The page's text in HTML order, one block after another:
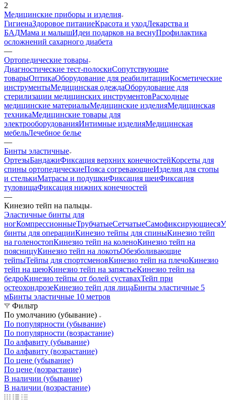
2
Медицинские приборы и изделия
ГигиенаЗдоровое питаниеКрасота и уходЛекарства и
БАДМама и малышИдеи подарков на веснуПрофилактика
осложнений сахарного диабета
—
Ортопедические товары
Диагностические тест-полоскиСопутствующие
товарыОптикаОборудование для реабилитацииКосметические
инструментыМедицинская одеждаОборудование для
стерилизации медицинских инструментовРасходные
медицинские материалыМедицинские изделияМедицинская
техникаМедицинские товары для
электрооборудованияИнтимные изделияМедицинская
мебельЛечебное белье
—
Бинты эластичные
ОртезыБандажиФиксация верхних конечностейКорсеты для
спины ортопедическиеПояса согревающиеИзделия для стопы
и стелькиМатрасы и подушкиФиксация шеиФиксация
туловищаФиксация нижних конечностей
—
Кинезио тейп на пальцы
Эластичные бинты для
ногКомпрессионныеТрубчатыеСетчатыеСамофиксирующиеся
бинты для операцииКинезио тейпы для спиныКинезио тейп
на голеностопКинезио тейп на коленоКинезио тейп на
поясницуКинезио тейп на локотьОбезболивающие
тейпыТейпы для спортсменовКинезио тейп на плечоКинезио
тейп на шеюКинезио тейп на запястьеКинезио тейп на
бедроКинезио тейпы от болей суставахТейп при
остеохондрозеКинезио тейп для лицаБинты эластичные 5
мБинты эластичные 10 метров
Фильтр
По умолчанию (убывание)
По популярности (убывание)
По популярности (возрастание)
По алфавиту (убывание)
По алфавиту (возрастание)
По цене (убывание)
По цене (возрастание)
В наличии (убывание)
В наличии (возрастание)